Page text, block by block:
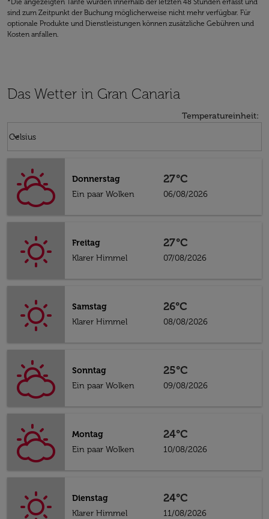
*Die angezeigten Tarife wurden innerhalb der letzten 48 Stunden erfasst und
sind zum Zeitpunkt der Buchung möglicherweise nicht mehr verfügbar. Für
optionale Produkte und Dienstleistungen können zusätzliche Gebühren und
Kosten anfallen.
Das Wetter in Gran Canaria
Temperatureinheit:
Celsius
keyboard_arrow_down
Donnerstag
Ein paar Wolken
27°C
06/08/2026
Freitag
Klarer Himmel
27°C
07/08/2026
Samstag
Klarer Himmel
26°C
08/08/2026
Sonntag
Ein paar Wolken
25°C
09/08/2026
Montag
Ein paar Wolken
24°C
10/08/2026
Dienstag
Klarer Himmel
24°C
11/08/2026